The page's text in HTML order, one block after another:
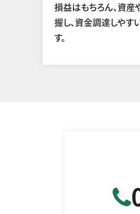
損益はもちろん、資
握し、資金調達しやす
す。